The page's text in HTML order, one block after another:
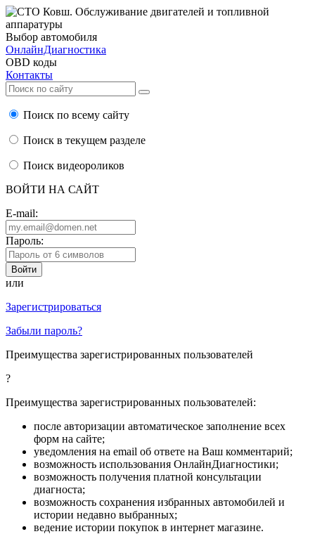
Выбор автомобиля
ОнлайнДиагностика
OBD коды
Контакты
Поиск по всему сайту
Поиск в текущем разделе
Поиск видеороликов
ВОЙТИ НА САЙТ
E-mail:
Пароль:
или
Зарегистрироваться
Забыли пароль?
Преимущества зарегистрированных пользователей
?
Преимущества зарегистрированных пользователей:
после авторизации автоматическое заполнение всех
форм на сайте;
уведомления на email об ответе на Ваш комментарий;
возможность использования ОнлайнДиагностики;
возможность получения платной консультации
диагноста;
возможность сохранения избранных автомобилей и
истории недавно выбранных;
ведение истории покупок в интернет магазине.